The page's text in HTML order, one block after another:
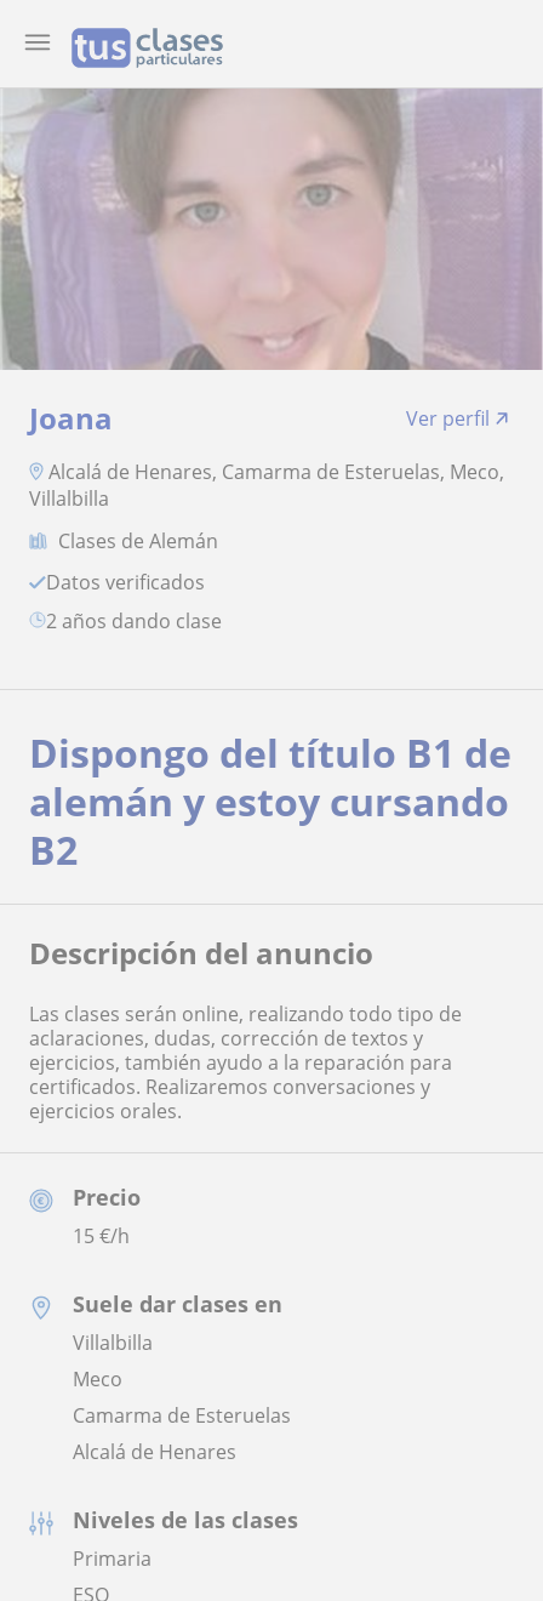
Joana
Ver perfil
Alcalá de Henares, Camarma de Esteruelas, Meco,
Villalbilla
Clases de Alemán
Datos verificados
2 años dando clase
Precio
15€/h
Suele dar clases en
Villalbilla
Meco
Camarma de Esteruelas
Alcalá de Henares
Niveles de las clases
Primaria
ESO
Dispongo del título B1 de
alemán y estoy cursando
B2
Descripción del anuncio
Las clases serán online, realizando todo tipo de
aclaraciones, dudas, corrección de textos y
ejercicios, también ayudo a la reparación para
certificados. Realizaremos conversaciones y
ejercicios orales.